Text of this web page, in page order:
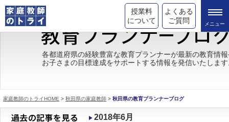
授業料
について
よくある
ご質問
トライの教育理念
成績が上がる理由
都道府県別情報
各都道府県の経験豊富な教育プランナーが最新の教育情
お子さまの目標達成をサポートする情報を発信いたしま
家庭教師のトライHOME > 秋田県の家庭教師 > 秋田県の教育プランナーブログ
2018年6月